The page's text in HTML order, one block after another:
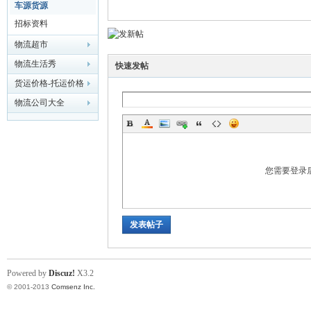
流
车源货源
招标资料
物流超市
物流生活秀
货运价格-托运价格
物流公司大全
快速发帖
您需要登录
发表帖子
Powered by Discuz! X3.2
© 2001-2013 Comsenz Inc.